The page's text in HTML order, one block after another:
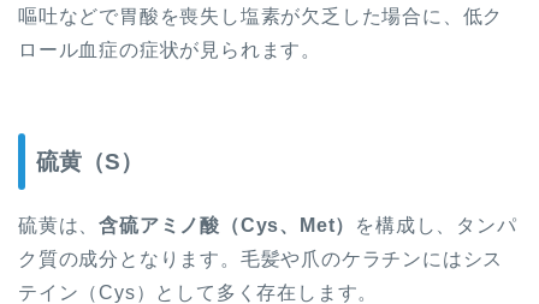
嘔吐などで胃酸を喪失し塩素が欠乏した場合に、低ク
ロール血症の症状が見られます。
硫黄（S）
硫黄は、含硫アミノ酸（Cys、Met）
を構成し、タンパ
ク質の成分となります。 毛髪や爪のケラチンにはシス
テイン（Cys）として多く存在します。